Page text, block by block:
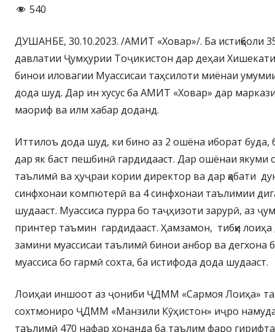
540
ДУШАНБЕ, 30.10.2023. /АМИТ «Ховар»/. Ба истиқболи
давлатии Ҷумҳурии Тоҷикистон дар деҳаи
бинои иловагии Муассисаи таҳсилоти миёнаи
дода шуд. Дар ин хусус ба АМИТ «Ховар» дар
маориф ва илм хабар доданд.
Иттилоъ дода шуд, ки бино аз 2 ошёна иборат буда,
дар як баст пешбинӣ гардидааст. Дар ошёнаи якуми
таълимӣ ва ҳуҷраи кории директор ва дар қабати
синфхонаи компютерӣ ва 4 синфхонаи таълимии
шудааст. Муассиса пурра бо таҷҳизоти зарурӣ, аз
принтер таъмин гардидааст. Ҳамзамон, тибқи лоиҳа
замини муассисаи таълимӣ бинои анбор ва дегхона
муассиса бо гармӣ сохта, ба истифода дода шудааст.
Лоиҳаи иншоот аз ҷониби ҶДММ «Сармоя Лоиҳа»
сохтмониро ҶДММ «Манзили Кӯҳистон» иҷро
таълимӣ 470 нафар хонанда ба таълим фаро